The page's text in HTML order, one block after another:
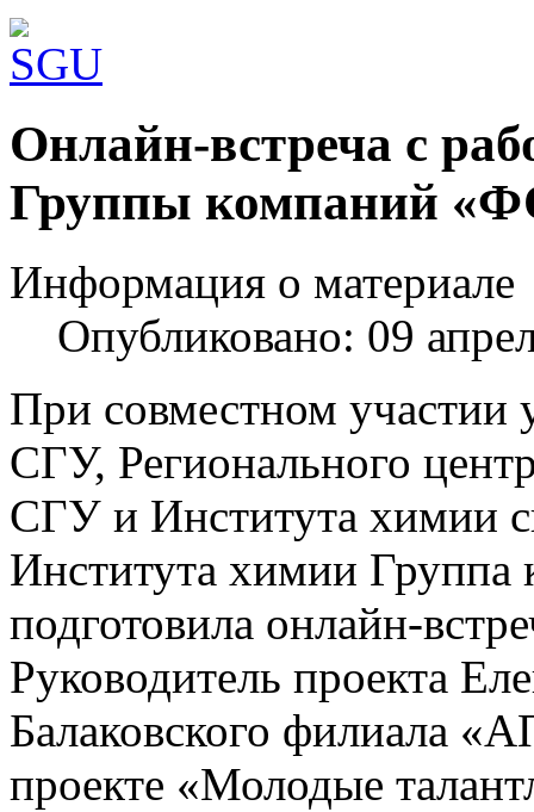
Шаблоны Joomla 3 здесь: http://www.joomla3x.ru/joomla3-
Онлайн-встреча с
Группы компаний
Информация о материале
Опубликовано: 09
При совместном участии
СГУ, Регионального
СГУ и Института химии
Института химии
подготовила онлайн-
Руководитель проекта
Балаковского филиала
проекте «Молодые